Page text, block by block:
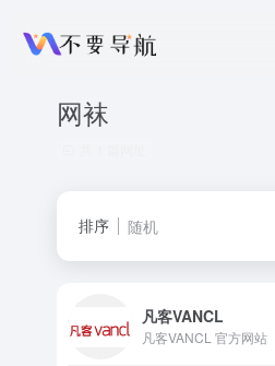
网袜
排序 随机
凡客VANCL
凡客VANCL 官方网站